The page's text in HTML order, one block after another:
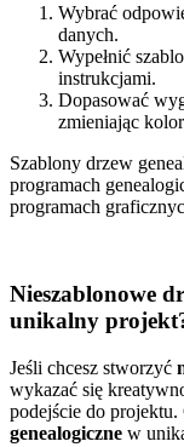
Wybrać
danych.
Wypełnić
instrukcjami.
Dopasować
zmieniając
Szablony drzew
programach
programach
Nieszablonowe
unikalny
Jeśli chcesz stworzyć
wykazać się
podejście do
genealogiczne w